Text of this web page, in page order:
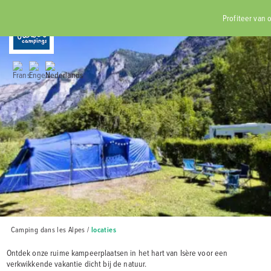
Camping dans les Alpes / locaties
Ontdek onze ruime kampeerplaatsen in het hart van Isère voor een
verkwikkende vakantie dicht bij de natuur.
Profiteer van